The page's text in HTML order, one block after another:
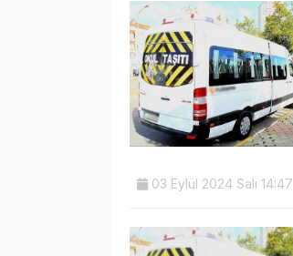
03 Eylül 2024 Salı 14:47